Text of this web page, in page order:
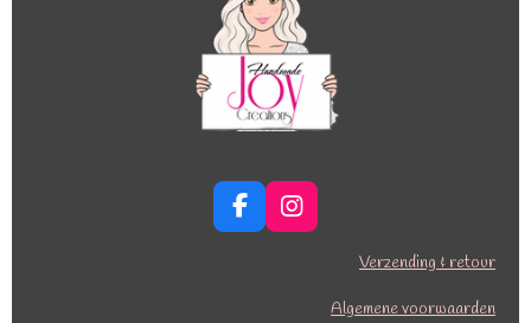
F
a
I
n
Verzending & retour
Algemene voorwaarden